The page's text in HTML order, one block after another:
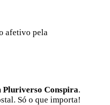
afetivo pela
Pluriverso Conspira.
Só o que importa!